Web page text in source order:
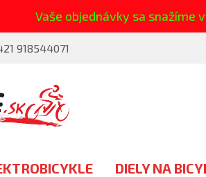
Vaše objednávky sa snažíme
918544071
DIELY NA